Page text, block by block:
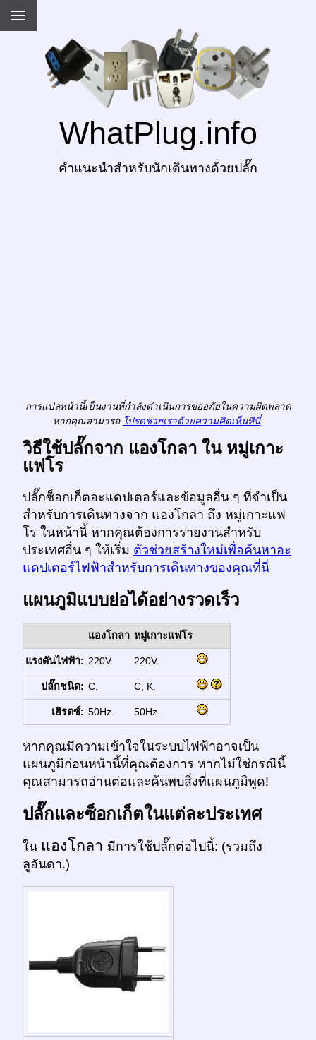
WhatPlug.info
คำแนะนำสำหรับนักเดินทางด้วยปลั๊ก
การแปลหน้านี้เป็นงานที่กำลังดำเนินการขออภัยในความผิดพลาด
หากคุณสามารถ โปรดช่วยเราด้วยความคิดเห็นที่นี่.
วิธีใช้ปลั๊กจาก แองโกลา ใน หมู่เกาะ
แฟโร
ปลั๊กซ็อกเก็ตอะแดปเตอร์และข้อมูลอื่น ๆ ที่จำเป็น
สำหรับการเดินทางจาก แองโกลา ถึง หมู่เกาะแฟ
โร ในหน้านี้ หากคุณต้องการรายงานสำหรับ
ประเทศอื่น ๆ ให้เริ่ม ตัวช่วยสร้างใหม่เพื่อค้นหาอะ
แดปเตอร์ไฟฟ้าสำหรับการเดินทางของคุณที่นี่
แผนภูมิแบบย่อได้อย่างรวดเร็ว
แองโกลา หมู่เกาะแฟโร
แรงดันไฟฟ้า: 220V. 220V.
ปลั๊กชนิด: C. C, K.
เฮิรตซ์: 50Hz. 50Hz.
หากคุณมีความเข้าใจในระบบไฟฟ้าอาจเป็น
แผนภูมิก่อนหน้านี้ที่คุณต้องการ หากไม่ใช่กรณีนี้
คุณสามารถอ่านต่อและค้นพบสิ่งที่แผนภูมิพูด!
ปลั๊กและซ็อกเก็ตในแต่ละประเทศ
ใน แองโกลา มีการใช้ปลั๊กต่อไปนี้: (รวมถึง
ลูอันดา.)